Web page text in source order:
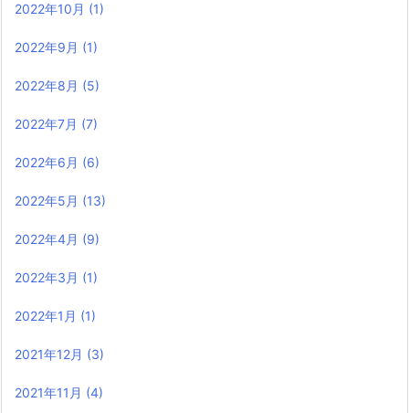
2022年10月 (1)
2022年9月 (1)
2022年8月 (5)
2022年7月 (7)
2022年6月 (6)
2022年5月 (13)
2022年4月 (9)
2022年3月 (1)
2022年1月 (1)
2021年12月 (3)
2021年11月 (4)